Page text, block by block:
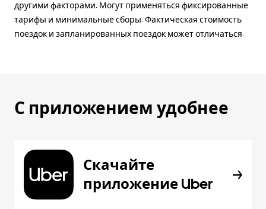
другими факторами. Могут применяться фиксированные
тарифы и минимальные сборы. Фактическая стоимость
поездок и запланированных поездок может отличаться.
С приложением удобнее
Скачайте
приложение Uber